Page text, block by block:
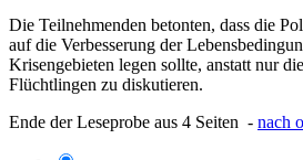
Die Teilnehmenden betonten, dass die
auf die Verbesserung der
Krisengebieten legen sollte, anstatt nur
Flüchtlingen zu diskutieren.
Ende der Leseprobe aus 4 Seiten - nach